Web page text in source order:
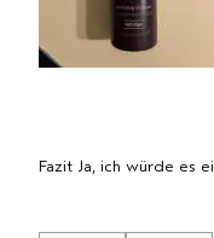
Fazit Ja, ich würde es